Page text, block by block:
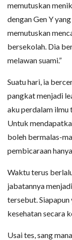
memutuskan
dengan Gen Y
memutuskan
bersekolah. Dia
melawan suami.”
Suatu hari, ia
pangkat menjadi
aku perdalam ilmu
Untuk
boleh bermalas-
pembicaraan
Waktu terus
jabatannya
tersebut.
kesehatan secara
Usai tes, sang